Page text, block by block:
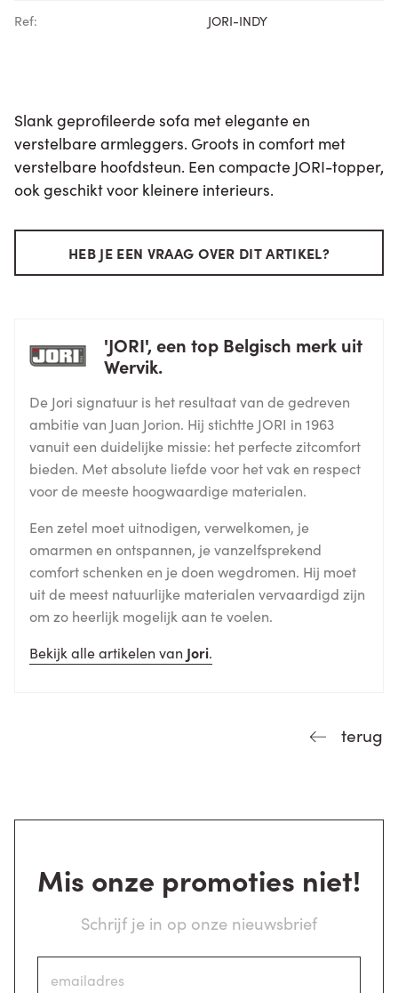
Ref: JORI-INDY
Slank geprofileerde sofa met elegante en
verstelbare armleggers. Groots in comfort met
verstelbare hoofdsteun. Een compacte JORI-topper,
ook geschikt voor kleinere interieurs.
HEB JE EEN VRAAG OVER DIT ARTIKEL?
'JORI', een top Belgisch merk uit
Wervik.
De Jori signatuur is het resultaat van de gedreven
ambitie van Juan Jorion. Hij stichtte JORI in 1963
vanuit een duidelijke missie: het perfecte zitcomfort
bieden. Met absolute liefde voor het vak en respect
voor de meeste hoogwaardige materialen.
Een zetel moet uitnodigen, verwelkomen, je
omarmen en ontspannen, je vanzelfsprekend
comfort schenken en je doen wegdromen. Hij moet
uit de meest natuurlijke materialen vervaardigd zijn
om zo heerlijk mogelijk aan te voelen.
Bekijk alle artikelen van Jori.
terug
Mis onze promoties niet!
Schrijf je in op onze nieuwsbrief